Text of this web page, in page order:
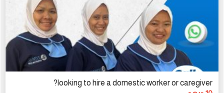
looking to hire a domestic worker or caregiver?